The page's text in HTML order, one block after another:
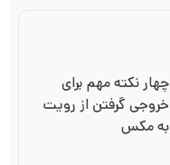
به مکس